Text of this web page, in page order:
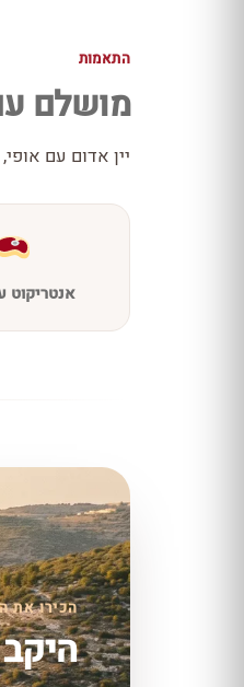
התאמות
מושלם
יין אדום עם
הכירו את